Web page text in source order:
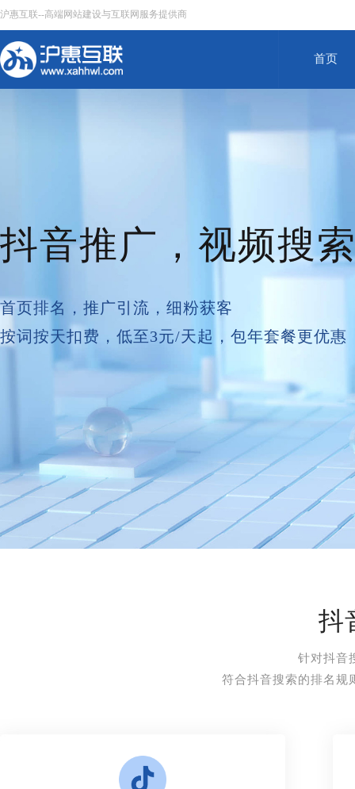
沪惠互联--高端网站建设与互联网服务提供商
首页
抖音推广，视频搜
首页排名，推广引流，细粉获客
按词按天扣费，低至3元/天起，包年套餐更优惠
针对抖音
符合抖音搜索的排名规
抖